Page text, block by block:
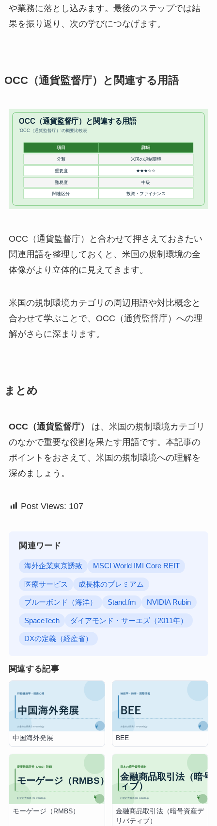
や業務に落とし込みます。最後のステップでは結
果を振り返り、次の学びにつなげます。
OCC（通貨監督庁）と関連する用語
OCC（通貨監督庁）と合わせて押さえておきたい
関連用語を整理しておくと、米国の規制環境の全
体像がより立体的に見えてきます。
米国の規制環境カテゴリの周辺用語や対比概念と
合わせて学ぶことで、OCC（通貨監督庁）への理
解がさらに深まります。
まとめ
OCC（通貨監督庁）
は、米国の規制環境カテゴリ
のなかで重要な役割を果たす用語です。本記事の
ポイントをおさえて、米国の規制環境への理解を
深めましょう。
Post Views: 107
関連ワード
海外企業東京誘致 MSCI World IMI Core REIT
医療サービス 成長株のプレミアム
ブルーボンド（海洋） Stand.fm NVIDIA Rubin
SpaceTech ダイアモンド・サーエズ（2011年）
DXの定義（経産省）
関連する記事
中国海外発展 BEE
モーゲージ（RMBS）
金融商品取引法（暗号資産デ
リバティブ）